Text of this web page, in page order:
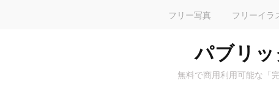
フリー写真 フリーイラ
パブリ
無料で商用利用可能な「